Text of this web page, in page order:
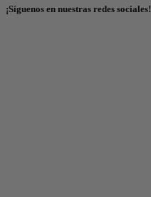
¡Síguenos en nuestras redes sociales!